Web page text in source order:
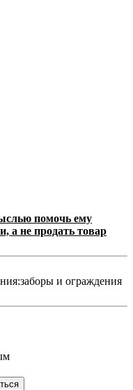
помочь ему
а не продать товар
и ограждения